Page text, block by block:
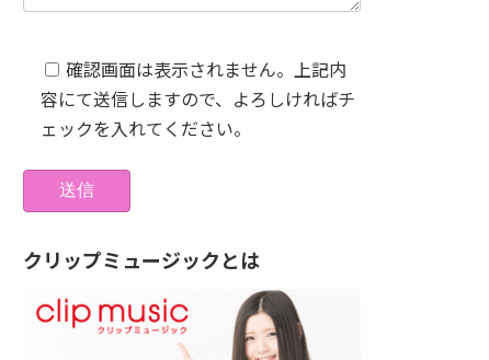
確認画面は表示されません。上記内
容にて送信しますので、よろしければチ
ェックを入れてください。
クリップミュージックとは